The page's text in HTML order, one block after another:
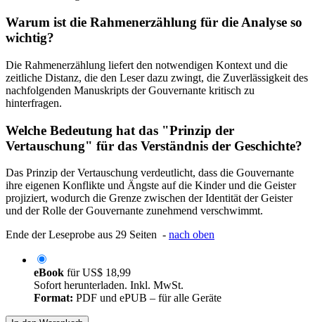
Warum ist die Rahmenerzählung für die Analyse so
wichtig?
Die Rahmenerzählung liefert den notwendigen Kontext und die
zeitliche Distanz, die den Leser dazu zwingt, die Zuverlässigkeit des
nachfolgenden Manuskripts der Gouvernante kritisch zu
hinterfragen.
Welche Bedeutung hat das "Prinzip der
Vertauschung" für das Verständnis der Geschichte?
Das Prinzip der Vertauschung verdeutlicht, dass die Gouvernante
ihre eigenen Konflikte und Ängste auf die Kinder und die Geister
projiziert, wodurch die Grenze zwischen der Identität der Geister
und der Rolle der Gouvernante zunehmend verschwimmt.
Ende der Leseprobe aus 29 Seiten - nach oben
eBook fürUS$ 18,99
Sofort herunterladen. Inkl. MwSt.
Format: PDF und ePUB – für alle Geräte